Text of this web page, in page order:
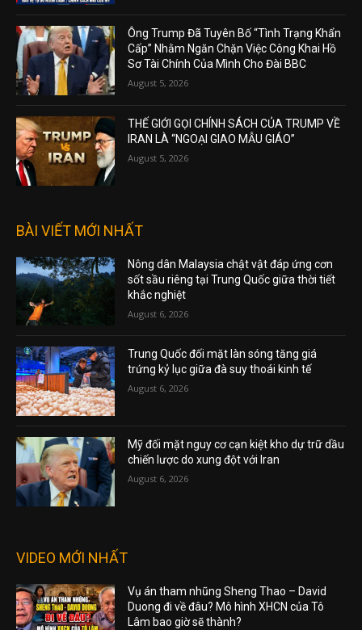
Ông Trump Đã Tuyên Bố “Tình Trạng Khẩn
Cấp” Nhằm Ngăn Chặn Việc Công Khai Hồ
Sơ Tài Chính Của Mình Cho Đài BBC
August 5, 2026
THẾ GIỚI GỌI CHÍNH SÁCH CỦA TRUMP VỀ
IRAN LÀ “NGOẠI GIAO MẪU GIÁO”
August 5, 2026
BÀI VIẾT MỚI NHẤT
Nông dân Malaysia chật vật đáp ứng cơn
sốt sầu riêng tại Trung Quốc giữa thời tiết
khắc nghiệt
August 6, 2026
Trung Quốc đối mặt làn sóng tăng giá
trứng kỷ lục giữa đà suy thoái kinh tế
August 6, 2026
Mỹ đối mặt nguy cơ cạn kiệt kho dự trữ dầu
chiến lược do xung đột với Iran
August 6, 2026
VIDEO MỚI NHẤT
Vụ án tham nhũng Sheng Thao – David
Duong đi về đâu? Mô hình XHCN của Tô
Lâm bao giờ sẽ thành?